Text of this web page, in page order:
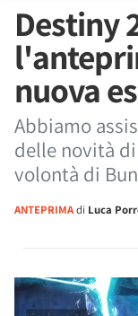
Destiny
nuova
Abbiamo
delle novità
volontà di
ANTEPRIMAdi Luca